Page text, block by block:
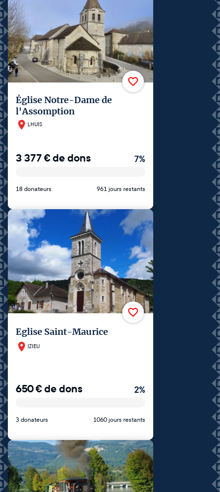
Église Notre-Dame de
l'Assomption
LHUIS
3 377€de dons 7%
18 donateurs 961 jours restants
Eglise Saint-Maurice
IZIEU
650€de dons 2%
3 donateurs 1060 jours restants